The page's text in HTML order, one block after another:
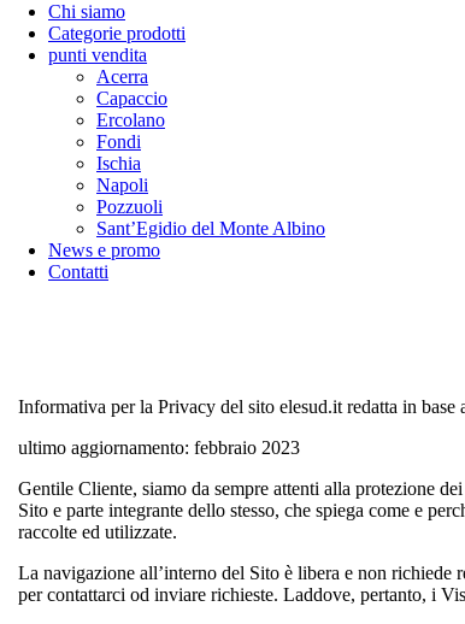
Chi siamo
Categorie prodotti
punti vendita
Acerra
Capaccio
Ercolano
Fondi
Ischia
Napoli
Pozzuoli
Sant’Egidio del Monte Albino
News e promo
Contatti
Informativa per la Privacy del sito elesud.it redatta in
ultimo aggiornamento: febbraio 2023
Gentile Cliente, siamo da sempre attenti alla protezione
Sito e parte integrante dello stesso, che spiega come e
raccolte ed utilizzate.
La navigazione all’interno del Sito è libera e non richiede
per contattarci od inviare richieste. Laddove, pertanto, i